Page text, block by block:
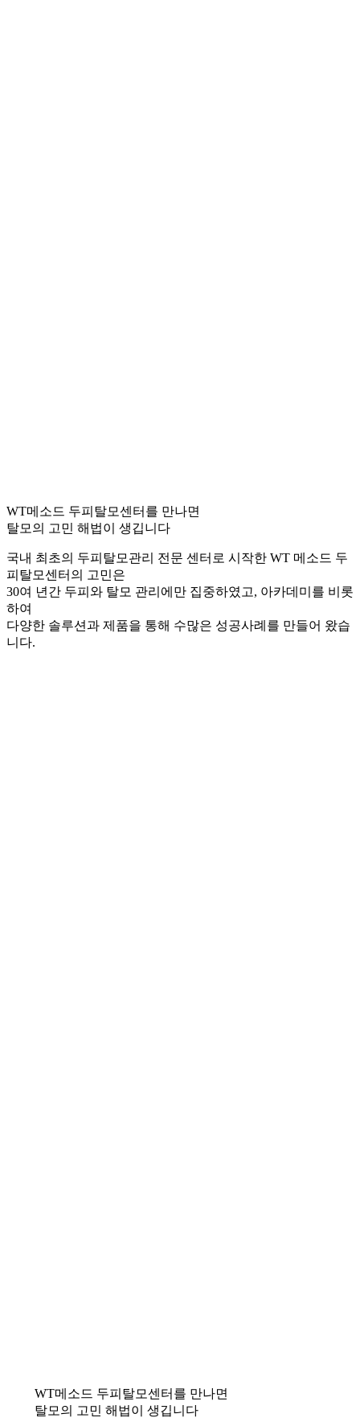
WT메소드 두피탈모센터를 만나면
탈모의 고민 해법이 생깁니다
국내 최초의 두피탈모관리 전문 센터로 시작한 WT 메소드 두
피탈모센터의 고민은
30여 년간 두피와 탈모 관리에만 집중하였고, 아카데미를 비롯
하여
다양한 솔루션과 제품을 통해 수많은 성공사례를 만들어 왔습
니다.
WT메소드 두피탈모센터를 만나면
탈모의 고민 해법이 생깁니다